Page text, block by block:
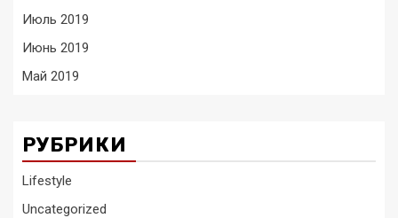
Июль 2019
Июнь 2019
Май 2019
РУБРИКИ
Lifestyle
Uncategorized